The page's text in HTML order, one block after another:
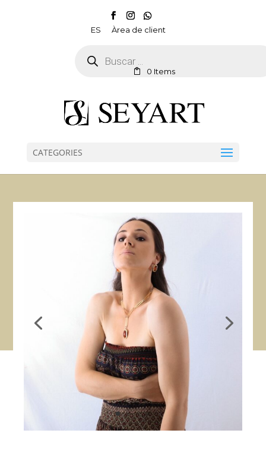
ES Àrea de client
search
0 Items
CATEGORIES